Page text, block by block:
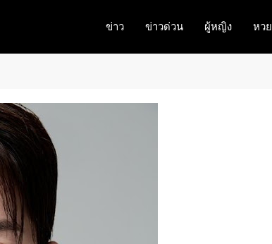
ข่าว ข่าวด่วน ผู้หญิง หวย